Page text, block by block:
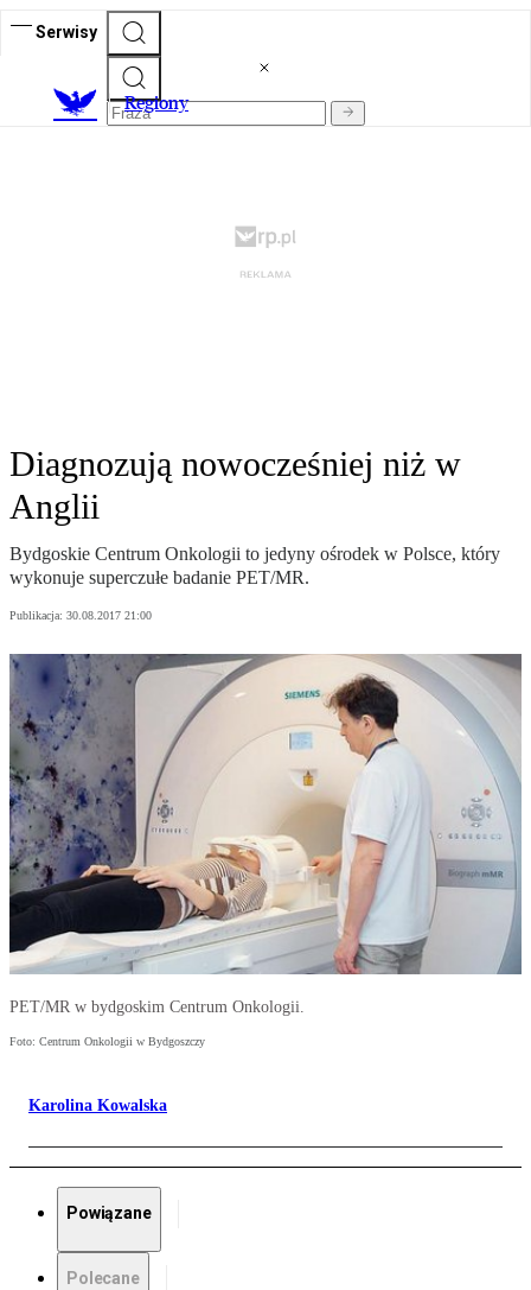
Serwisy
Regiony
Diagnozują nowocześniej niż w
Anglii
Bydgoskie Centrum Onkologii to jedyny ośrodek w Polsce, który
wykonuje superczułe badanie PET/MR.
Publikacja: 30.08.2017 21:00
PET/MR w bydgoskim Centrum Onkologii.
Foto: Centrum Onkologii w Bydgoszczy
Karolina Kowalska
Powiązane
Polecane